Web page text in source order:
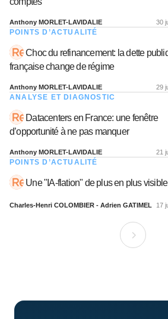
Anthony MORLET-LAVIDALIE 30
POINTS D’ACTUALITÉ
Choc du refinancement: la dette
française change de régime
Anthony MORLET-LAVIDALIE 29
ANALYSE ET DIAGNOSTIC
Datacenters en France: une fenêtre
d’opportunité à ne pas manquer
Anthony MORLET-LAVIDALIE 21
POINTS D’ACTUALITÉ
Une "IA-flation" de plus en plus visible
Charles-Henri COLOMBIER - Adrien GATIMEL 17